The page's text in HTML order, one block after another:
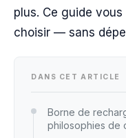
plus. Ce guide
choisir — sans
DANS CET ARTICLE
Borne de
philosophies de